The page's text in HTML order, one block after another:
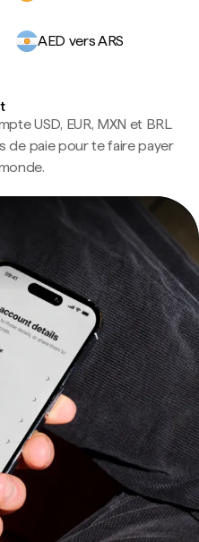
AED vers ARS
USD, EUR, MXN et BRL
de paie pour te faire payer